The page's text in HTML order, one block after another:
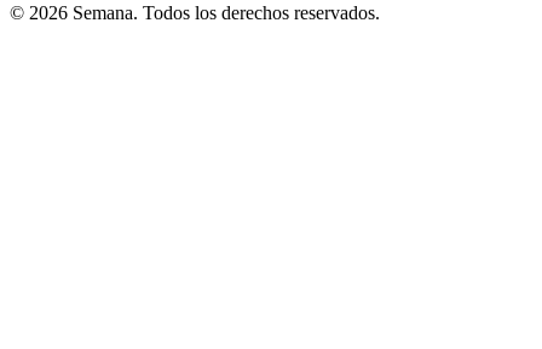
© 2026 Semana. Todos los derechos reservados.